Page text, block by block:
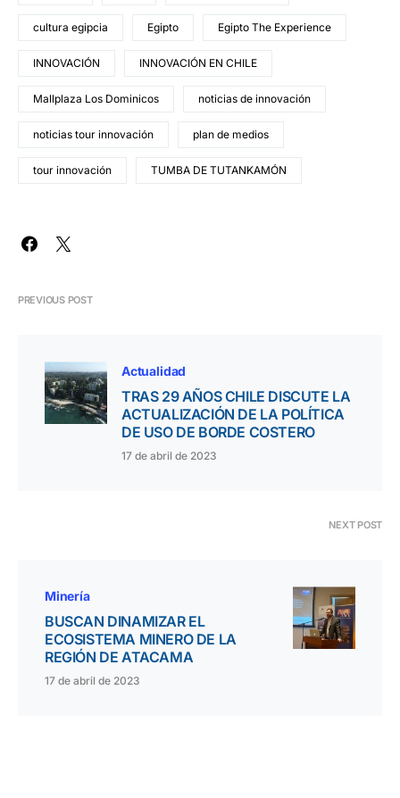
cultura egipcia Egipto Egipto The Experience
INNOVACIÓN INNOVACIÓN EN CHILE
Mallplaza Los Dominicos noticias de innovación
noticias tour innovación plan de medios
tour innovación TUMBA DE TUTANKAMÓN
PREVIOUS POST
Actualidad
TRAS 29 AÑOS CHILE DISCUTE LA
ACTUALIZACIÓN DE LA POLÍTICA
DE USO DE BORDE COSTERO
17 de abril de 2023
NEXT POST
Minería
BUSCAN DINAMIZAR EL
ECOSISTEMA MINERO DE LA
REGIÓN DE ATACAMA
17 de abril de 2023